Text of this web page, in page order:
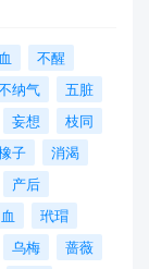
不醒
纳气
五脏
妄想
枝同
子
消渴
产后
玳瑁
乌梅
蔷薇